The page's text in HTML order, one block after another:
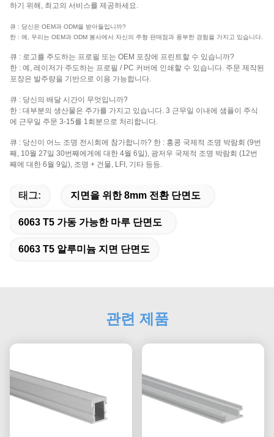
하기 위해, 최고의 서비스를 제공하세요.
큐 : 당신은 OEM과 ODM을 받아들입니까?
한 : 예, 우리는 OEM과 ODM 봉사에서 자신의 주형 판매점과 풍부한 경험을 가지고 있습니다.
큐 : 로고를 주도하는 프로필 또는 OEM 포장에 프린트할 수 있습니까?
한 : 예, 레이저가 주도하는 프로필 / PC 커버에 인쇄할 수 있습니다. 주문 제작된
포장은 발주량을 기반으로 이용 가능합니다.
큐 : 당신의 배달 시간이 무엇입니까?
한 : 대부분의 생산물은 주가를 가지고 있습니다. 3 근무일 이내에 샘플이 주식
에 근무일 주문 3-15를 1회분으로 처리합니다.
큐 : 당신이 어느 조명 전시회에 참가합니까? 한 : 홍콩 국제적 조명 박람회 (9번
째, 10월 27일 30번째에게에 대한 4월 6일), 광저우 국제적 조명 박람회 (12번
째에 대한 6월 9일), 조명 + 건물, LFI, 기타 등등.
태그: 지면을 위한 8mm 전환 단면도
6063 T5 가동 가능한 마루 단면도
6063 T5 알루미늄 지면 단면도
관련 제품